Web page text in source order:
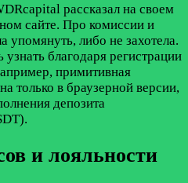
рассказал на своем
сайте. Про комиссии и
упомянуть, либо не захотела.
благодаря регистрации
примитивная
только в браузерной версии,
депозита
и лояльности